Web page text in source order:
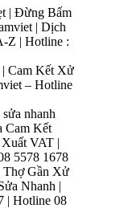
| Đừng Bấm
| Dịch
Z | Hotline :
| Cam Kết Xử
– Hotline
nhanh
Cam Kết
VAT |
5578 1678
Thợ Gần Xử
Nhanh |
| Hotline 08